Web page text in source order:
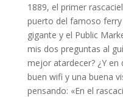
1889, el primer
puerto del famoso ferry
gigante y el Public
mis dos preguntas al
mejor atardecer? ¿Y
buen wifi y una buena
pensando: «En el